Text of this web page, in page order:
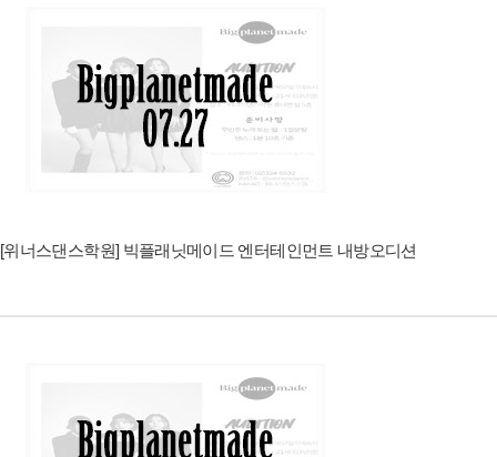
[위너스댄스학원] 빅플래닛메이드 엔터테인먼트 내방오디션